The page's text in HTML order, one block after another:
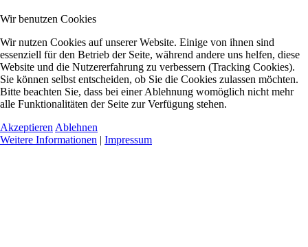
Wir benutzen Cookies
Wir nutzen Cookies auf unserer Website. Einige von ihnen sind
essenziell für den Betrieb der Seite, während andere uns helfen, diese
Website und die Nutzererfahrung zu verbessern (Tracking Cookies).
Sie können selbst entscheiden, ob Sie die Cookies zulassen möchten.
Bitte beachten Sie, dass bei einer Ablehnung womöglich nicht mehr
alle Funktionalitäten der Seite zur Verfügung stehen.
Akzeptieren Ablehnen
Weitere Informationen | Impressum